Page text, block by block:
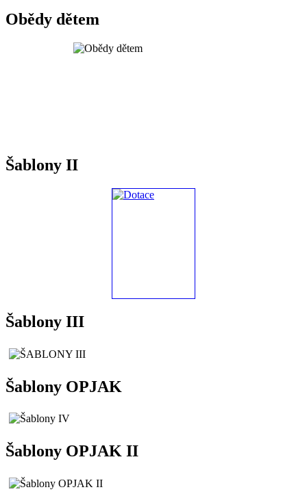
Obědy dětem
Šablony II
Šablony III
Šablony OPJAK
Šablony OPJAK II